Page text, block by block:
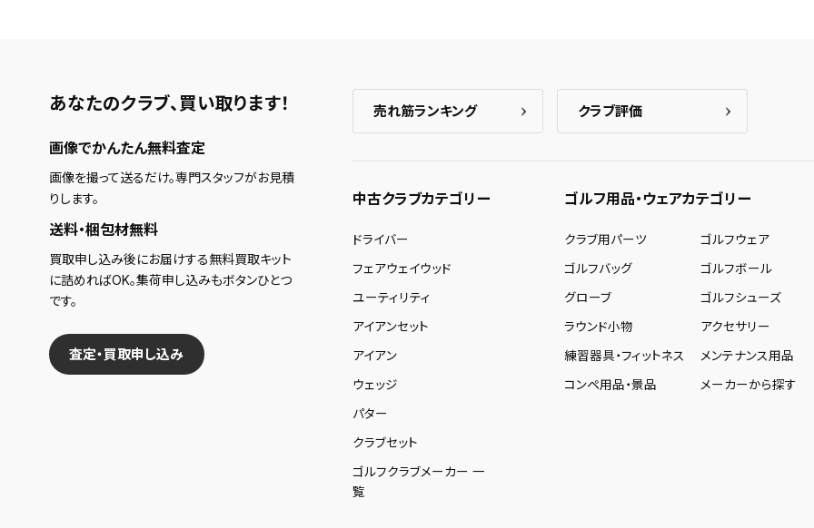
あなたのクラブ、 買い取ります！
画像でかんたん無料査定
画像を撮って送るだけ。専門スタッフがお見積
りします。
送料・梱包材無料
買取申し込み後にお届けする無料買取キット
に詰めればOK。集荷申し込みもボタンひとつ
です。
査定・買取申し込み
売れ筋ランキング クラブ評価
中古クラブカテゴリー
ドライバー
フェアウェイウッド
ユーティリティ
アイアンセット
アイアン
ウェッジ
パター
クラブセット
ゴルフクラブメーカー 一
覧
ゴルフ用品・ウェアカテゴリー
クラブ用パーツ
ゴルフウェア
ゴルフバッグ
ゴルフボール
グローブ
ゴルフシューズ
ラウンド小物
アクセサリー
練習器具・フィットネス
メンテナンス用品
コンペ用品・景品
メーカーから探す